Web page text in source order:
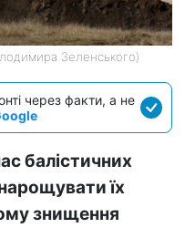
Зеленського)
через факти, а не
балістичних
їх
знищення